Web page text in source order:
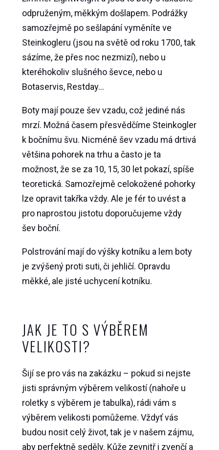
odpruženým, měkkým došlapem. Podrážky
samozřejmě po sešlapání vyměníte ve
Steinkogleru (jsou na světě od roku 1700, tak
sázíme, že přes noc nezmizí), nebo u
kteréhokoliv slušného ševce, nebo u
Botaservis, Restday…
Boty mají pouze šev vzadu, což jediné nás
mrzí. Možná časem přesvědčíme Steinkogler
k bočnímu švu. Nicméně šev vzadu má drtivá
většina pohorek na trhu a často je ta
možnost, že se za 10, 15, 30 let pokazí, spíše
teoretická. Samozřejmě celokožené pohorky
lze opravit takřka vždy. Ale je fér to uvést a
pro naprostou jistotu doporučujeme vždy
šev boční.
Polstrování mají do výšky kotníku a lem boty
je zvýšený proti suti, či jehličí. Opravdu
měkké, ale jisté uchycení kotníku.
JAK JE TO S VÝBĚREM
VELIKOSTI?
Šijí se pro vás na zakázku – pokud si nejste
jisti správným výběrem velikostí (nahoře u
roletky s výběrem je tabulka), rádi vám s
výběrem velikosti pomůžeme. Vždyť vás
budou nosit celý život, tak je v našem zájmu,
aby perfektně seděly. Kůže zevnitř i zvenčí a